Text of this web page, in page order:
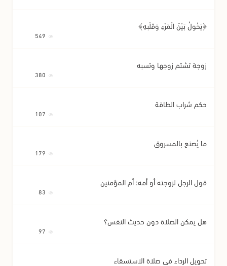
﴿يَحُولُ بَيْنَ الْمَرْءِ وَقَلْبِهِ﴾
زوجة تشتم زوجها وتسبه
حكم شراب الطاقة
ما يُصنع بالمسروق
قول الرجل لزوجته أو أمه: أم المؤمنين
هل يمكن الصلاة دون حديث النفس؟
تحويل الرداء في صلاة الاستسقاء